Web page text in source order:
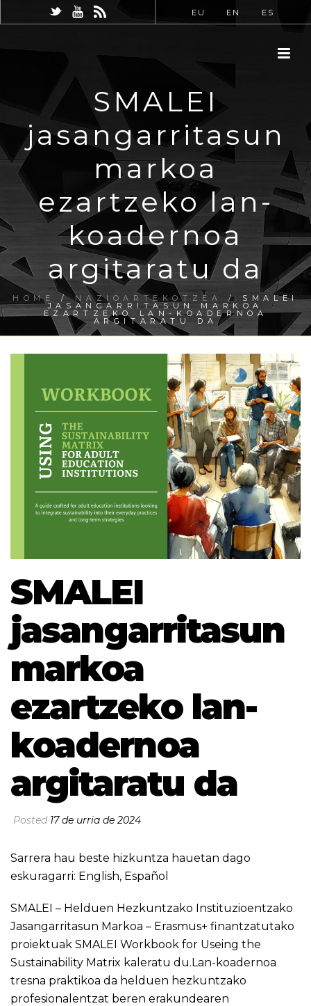
EU EN ES
SMALEI
jasangarritasun
markoa
ezartzeko lan-
koadernoa
argitaratu da
HOME /NAZIOARTEKOTZEA / SMALEI
JASANGARRITASUN MARKOA
EZARTZEKO LAN-KOADERNOA
ARGITARATU DA
SMALEI
jasangarritasun
markoa
ezartzeko lan-
koadernoa
argitaratu da
Posted 17 de urria de 2024
Sarrera hau beste hizkuntza hauetan dago
eskuragarri: English, Español
SMALEI – Helduen Hezkuntzako Instituzioentzako
Jasangarritasun Markoa – Erasmus+ finantzatutako
proiektuak SMALEI Workbook for Useing the
Sustainability Matrix kaleratu du.Lan-koadernoa
tresna praktikoa da helduen hezkuntzako
profesionalentzat beren erakundearen